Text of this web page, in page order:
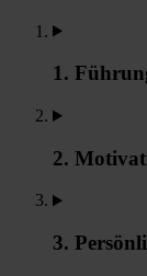
1.
2.
3.